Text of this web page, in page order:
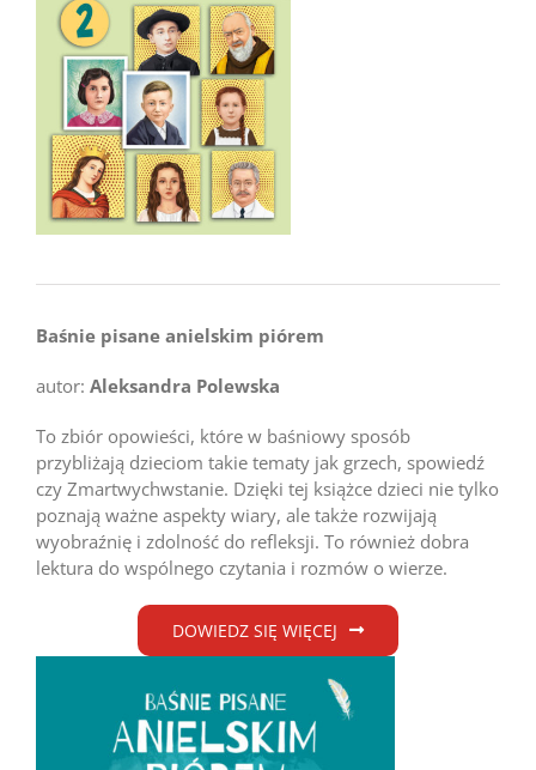
Baśnie pisane anielskim piórem
autor: Aleksandra Polewska
To zbiór opowieści, które w baśniowy sposób
przybliżają dzieciom takie tematy jak grzech, spowiedź
czy Zmartwychwstanie. Dzięki tej książce dzieci nie tylko
poznają ważne aspekty wiary, ale także rozwijają
wyobraźnię i zdolność do refleksji. To również dobra
lektura do wspólnego czytania i rozmów o wierze.
DOWIEDZ SIĘ WIĘCEJ